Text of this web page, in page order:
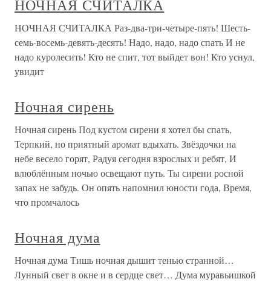
НОЧНАЯ СЧИТАЛКА
НОЧНАЯ СЧИТАЛКА Раз-два-три-четыре-пять! Шесть-
семь-восемь-девять-десять! Надо, надо, надо спать И не
надо куролесить! Кто не спит, тот выйдет вон! Кто уснул,
увидит
Ночная сирень
Ночная сирень Под кустом сирени я хотел бы спать,
Терпкий, но приятный аромат вдыхать. Звёздочки на
небе весело горят, Радуя сегодня взрослых и ребят, И
влюблённым ночью освещают путь. Ты сирени росной
запах не забудь. Он опять напомнил юности года, Время,
что промчалось
Ночная дума
Ночная дума Тишь ночная дышит тенью странной…
Лунный свет в окне и в сердце свет… Дума муравьишкой